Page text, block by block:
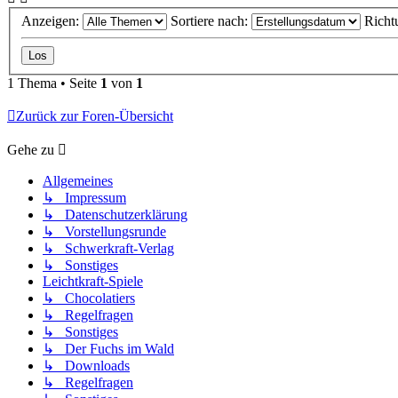
Anzeigen: Sortiere nach:
1 Thema • Seite 1 von 1
Zurück zur Foren-Übersicht
Gehe zu
Allgemeines
↳ Impressum
↳ Datenschutzerklärung
↳ Vorstellungsrunde
↳ Schwerkraft-Verlag
↳ Sonstiges
Leichtkraft-Spiele
↳ Chocolatiers
↳ Regelfragen
↳ Sonstiges
↳ Der Fuchs im Wald
↳ Downloads
↳ Regelfragen